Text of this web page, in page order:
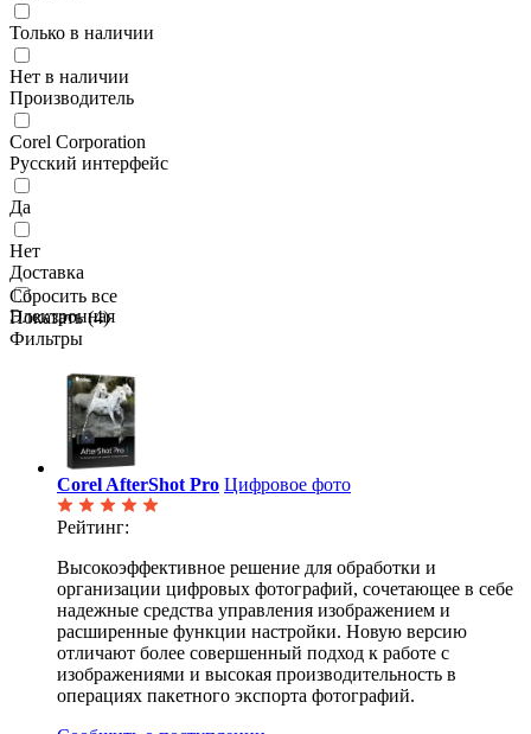
Только в наличии
Нет в наличии
Производитель
Corel Corporation
Русский интерфейс
Да
Нет
Доставка
Электронная
Сбросить все
Показать (4)
Фильтры
Corel AfterShot Pro Цифровое фото
Рейтинг:
Высокоэффективное решение для обработки и
организации цифровых фотографий, сочетающее в себе
надежные средства управления изображением и
расширенные функции настройки. Новую версию
отличают более совершенный подход к работе с
изображениями и высокая производительность в
операциях пакетного экспорта фотографий.